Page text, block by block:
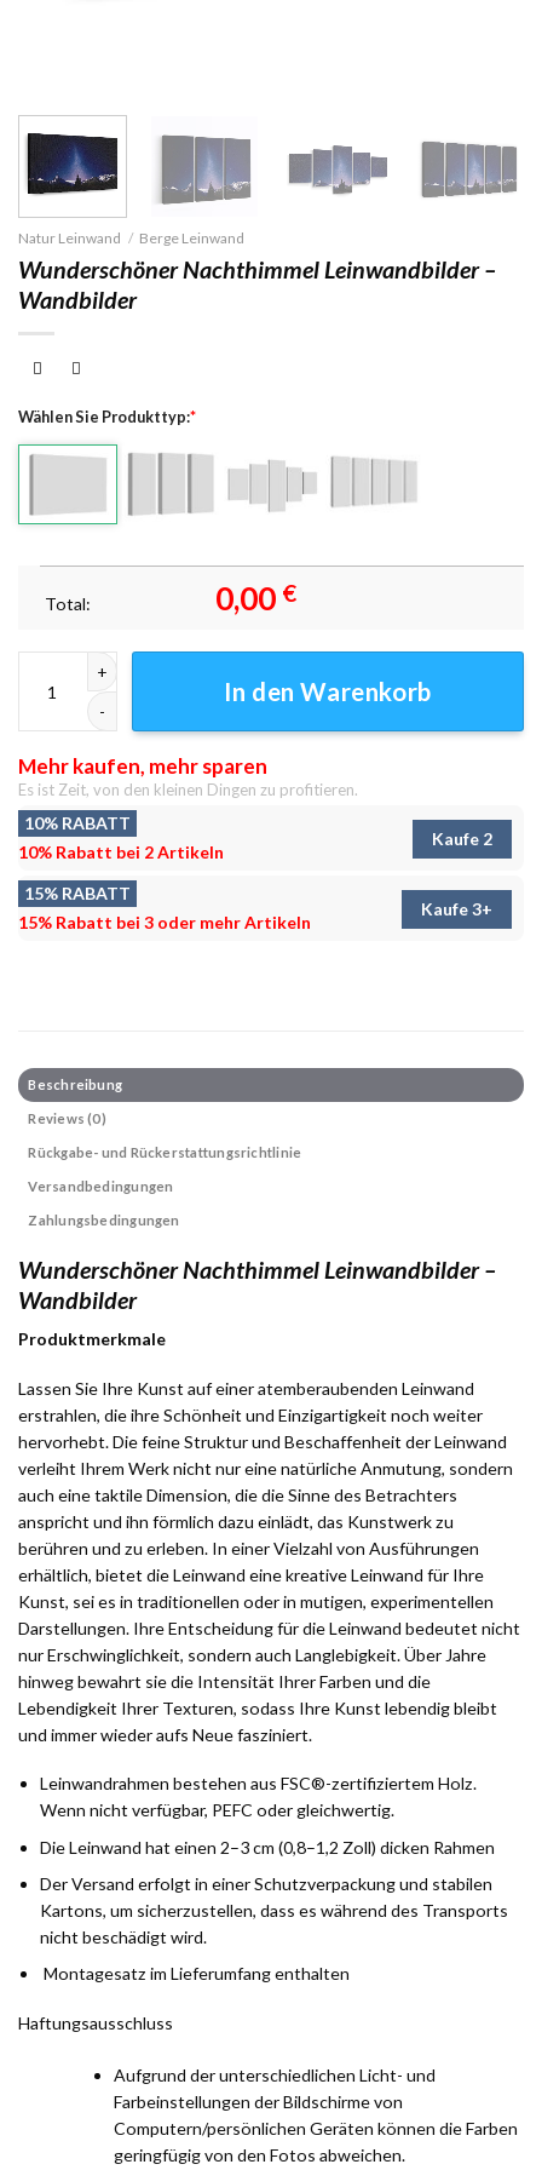
Natur Leinwand / Berge Leinwand
Wunderschöner Nachthimmel Leinwandbilder –
Wandbilder
Wählen Sie Produkttyp:*
Total: 0,00 €
In den Warenkorb
Mehr kaufen, mehr sparen
Es ist Zeit, von den kleinen Dingen zu profitieren.
10% RABATT
10% Rabatt bei 2 Artikeln
Kaufe 2
15% RABATT
15% Rabatt bei 3 oder mehr Artikeln
Kaufe 3+
Beschreibung
Reviews (0)
Rückgabe- und Rückerstattungsrichtlinie
Versandbedingungen
Zahlungsbedingungen
Wunderschöner Nachthimmel Leinwandbilder –
Wandbilder
Produktmerkmale
Lassen Sie Ihre Kunst auf einer atemberaubenden Leinwand
erstrahlen, die ihre Schönheit und Einzigartigkeit noch weiter
hervorhebt. Die feine Struktur und Beschaffenheit der Leinwand
verleiht Ihrem Werk nicht nur eine natürliche Anmutung, sondern
auch eine taktile Dimension, die die Sinne des Betrachters
anspricht und ihn förmlich dazu einlädt, das Kunstwerk zu
berühren und zu erleben. In einer Vielzahl von Ausführungen
erhältlich, bietet die Leinwand eine kreative Leinwand für Ihre
Kunst, sei es in traditionellen oder in mutigen, experimentellen
Darstellungen. Ihre Entscheidung für die Leinwand bedeutet nicht
nur Erschwinglichkeit, sondern auch Langlebigkeit. Über Jahre
hinweg bewahrt sie die Intensität Ihrer Farben und die
Lebendigkeit Ihrer Texturen, sodass Ihre Kunst lebendig bleibt
und immer wieder aufs Neue fasziniert.
Leinwandrahmen bestehen aus FSC®-zertifiziertem Holz.
Wenn nicht verfügbar, PEFC oder gleichwertig.
Die Leinwand hat einen 2–3 cm (0,8–1,2 Zoll) dicken Rahmen
Der Versand erfolgt in einer Schutzverpackung und stabilen
Kartons, um sicherzustellen, dass es während des Transports
nicht beschädigt wird.
Montagesatz im Lieferumfang enthalten
Haftungsausschluss
Aufgrund der unterschiedlichen Licht- und
Farbeinstellungen der Bildschirme von
Computern/persönlichen Geräten können die Farben
geringfügig von den Fotos abweichen.